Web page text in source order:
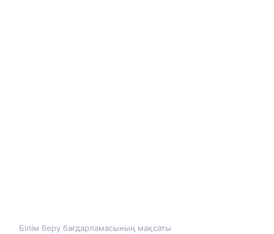
Білім беру бағдарламасының мақсаты